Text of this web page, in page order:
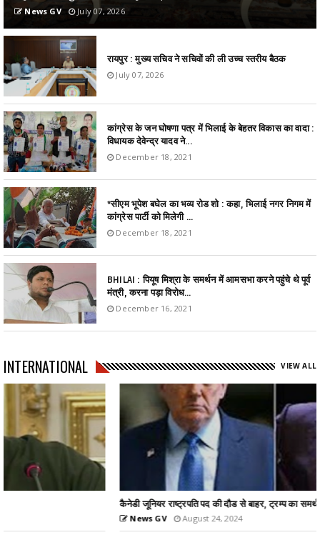
News GV July 07, 2026
रायपुर : मुख्य सचिव ने सचिवों की ली उच्च स्तरीय बैठक
July 07, 2026
कांग्रेस के जन घोषणा पत्र में भिलाई के बेहतर विकास का वादा :
विधायक देवेन्द्र यादव ने...
December 18, 2021
*सीएम भूपेश बघेल का भव्य रोड शो : कहा, भिलाई नगर निगम में
कांग्रेस पार्टी को मिलेगी ...
December 18, 2021
BHILAI : पियूष मिश्रा के समर्थन में आमसभा करने पहुंचे थे पूर्व
मंत्री, करना पड़ा विरोध...
December 16, 2021
INTERNATIONAL VIEW ALL
कैनेडी जूनियर राष्ट्रपति पद की दौड से बाहर, ट्रम्प का समर्थन...
August 24, 2024